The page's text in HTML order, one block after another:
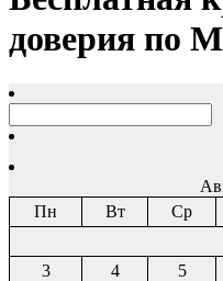
доверия по
Пн
Вт Ср
3
4 5